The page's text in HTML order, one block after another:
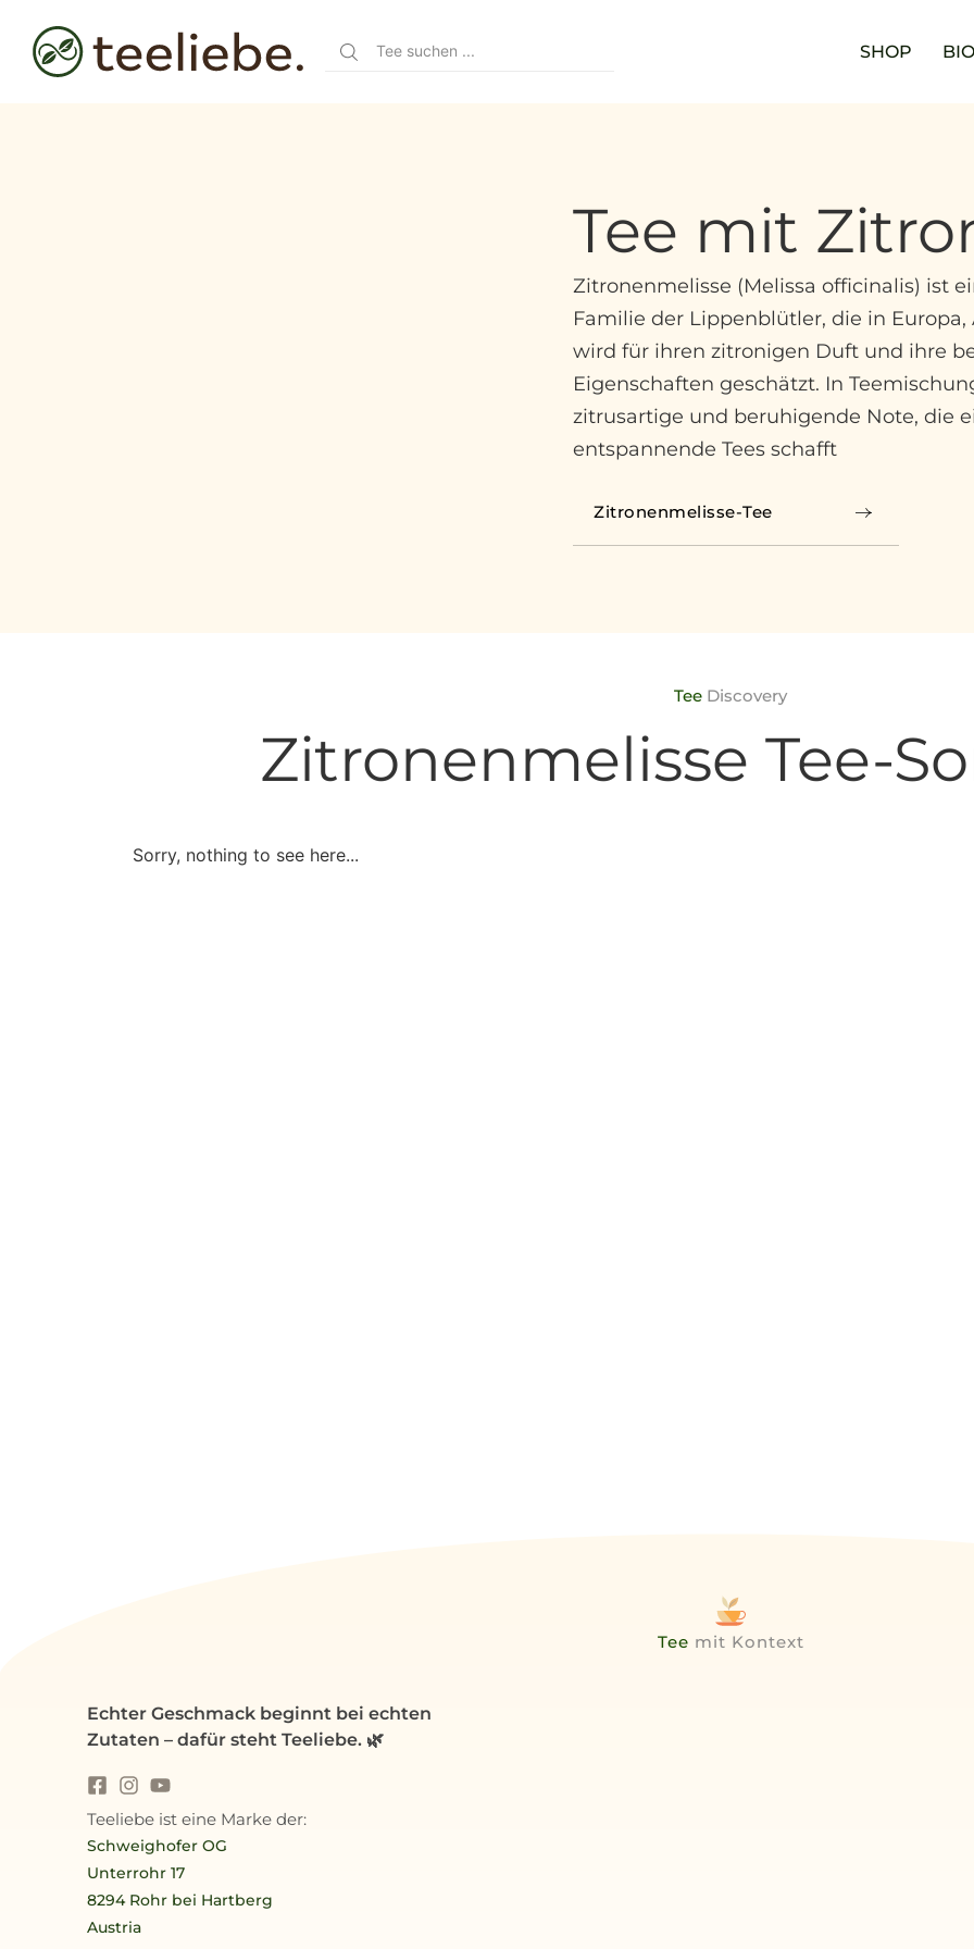
SHOP
Tee mit
Zitronenmelisse (Melissa officinalis) ist
Familie der Lippenblütler, die in
wird für ihren zitronigen Duft und ihre
Eigenschaften geschätzt. In
zitrusartige und beruhigende Note, die
entspannende Tees schafft
Zitronenmelisse-Tee
Tee Discovery
Zitronenmelisse Tee-
Sorry, nothing to see here...
Tee mit Kontext
Echter Geschmack beginnt bei echten
Zutaten – dafür steht Teeliebe. 🌿
Teeliebe ist eine Marke der:
Schweighofer OG
Unterrohr 17
8294 Rohr bei Hartberg
Austria